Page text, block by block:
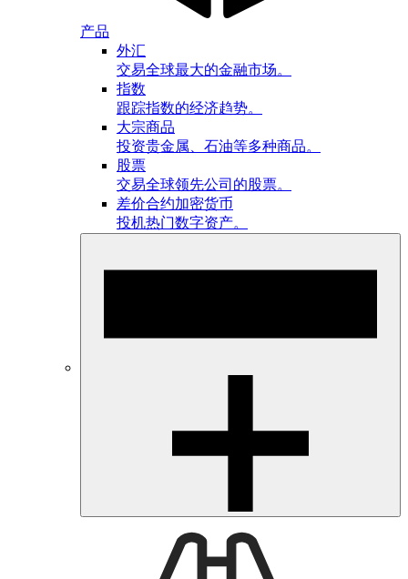
产品
外汇
交易全球最大的金融市场。
指数
跟踪指数的经济趋势。
大宗商品
投资贵金属、石油等多种商品。
股票
交易全球领先公司的股票。
差价合约加密货币
投机热门数字资产。